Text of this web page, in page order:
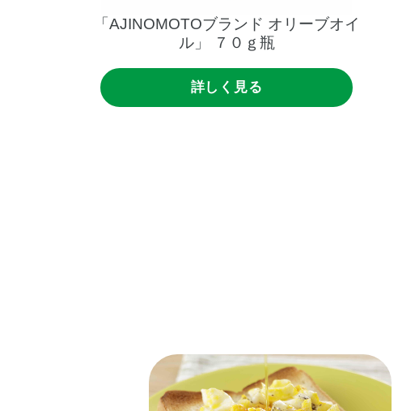
「AJINOMOTOブランド オリーブオイ
ル」
７０ｇ瓶
詳しく見る